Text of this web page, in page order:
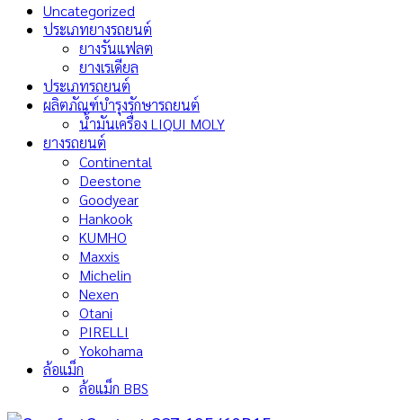
Uncategorized
ประเภทยางรถยนต์
ยางรันแฟลต
ยางเรเดียล
ประเภทรถยนต์
ผลิตภัณฑ์บำรุงรักษารถยนต์
น้ำมันเครื่อง LIQUI MOLY
ยางรถยนต์
Continental
Deestone
Goodyear
Hankook
KUMHO
Maxxis
Michelin
Nexen
Otani
PIRELLI
Yokohama
ล้อแม็ก
ล้อแม็ก BBS